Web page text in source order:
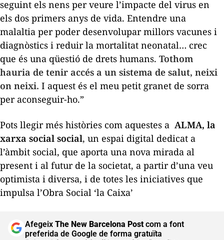
seguint els nens per veure l’impacte del virus en
els dos primers anys de vida. Entendre una
malaltia per poder desenvolupar millors vacunes i
diagnòstics i reduir la mortalitat neonatal… crec
que és una qüestió de drets humans. Tothom
hauria de tenir accés a un sistema de salut, neixi
on neixi. I aquest és el meu petit granet de sorra
per aconseguir-ho.”
Pots llegir més històries com aquestes a ALMA, la
xarxa social social, un espai digital dedicat a
l’àmbit social, que aporta una nova mirada al
present i al futur de la societat, a partir d’una veu
optimista i diversa, i de totes les iniciatives que
impulsa l’Obra Social ‘la Caixa’
Afegeix The New Barcelona Postcom a font
preferida de Google de forma gratuïta